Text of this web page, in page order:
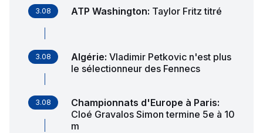
3.08 ATP Washington: Taylor Fritz titré
3.08 Algérie: Vladimir Petkovic n'est plus
le sélectionneur des Fennecs
3.08 Championnats d'Europe à Paris:
Cloé Gravalos Simon termine 5e à 10
m